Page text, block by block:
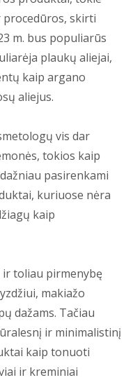
skirti
m. bus populiarūs
plaukų aliejai,
kaip argano
aliejus.
vis dar
tokios kaip
pasirenkami
kuriuose nėra
kaip
ir toliau pirmenybę
makiažo
dažams. Tačiau
ir minimalistinį
kaip tonuoti
ir kreminiai